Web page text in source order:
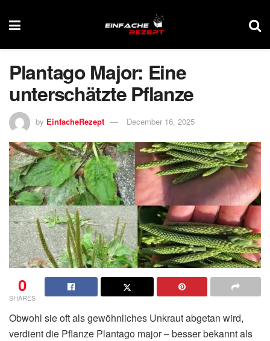
Plantago Major: Eine
unterschätzte Pflanze
by EinfacheRezept December 16, 2025
0
SHARES
Obwohl sie oft als gewöhnliches Unkraut abgetan wird,
verdient die Pflanze Plantago major – besser bekannt als